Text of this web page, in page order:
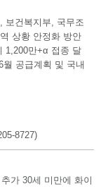
보건복지부, 국무조
상황 안정화 방안
1,200만+α 접종 달
공급계획 및 국내
8727)
가 30세 미만에 화이